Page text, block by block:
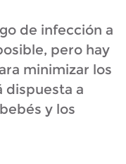
de infección a
pero hay
minimizar los
dispuesta a
y los